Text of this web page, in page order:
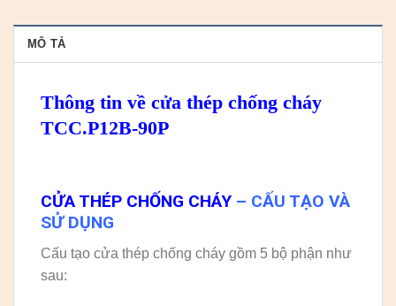
MÔ TẢ
Thông tin về cửa thép chống cháy
TCC.P12B-90P
CỬA THÉP CHỐNG CHÁY – CẤU TẠO VÀ
SỬ DỤNG
Cấu tạo cửa thép chống cháy gồm 5 bộ phận như
sau: